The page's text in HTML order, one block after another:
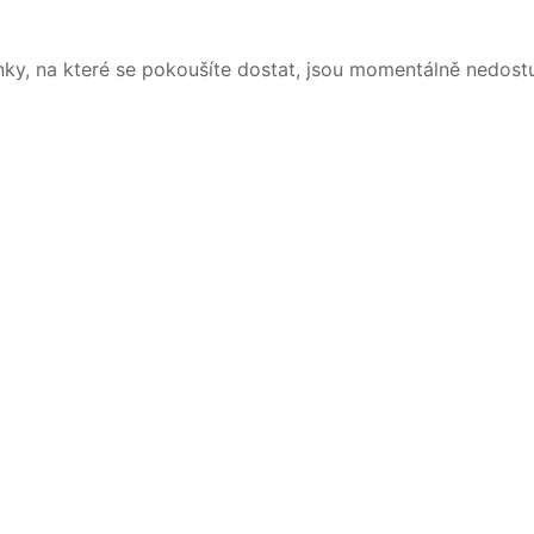
na které se pokoušíte dostat, jsou momentálně